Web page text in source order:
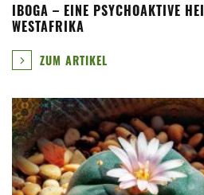
IBOGA – EINE PSYCHOAKTIVE
WESTAFRIKA
ZUM ARTIKEL